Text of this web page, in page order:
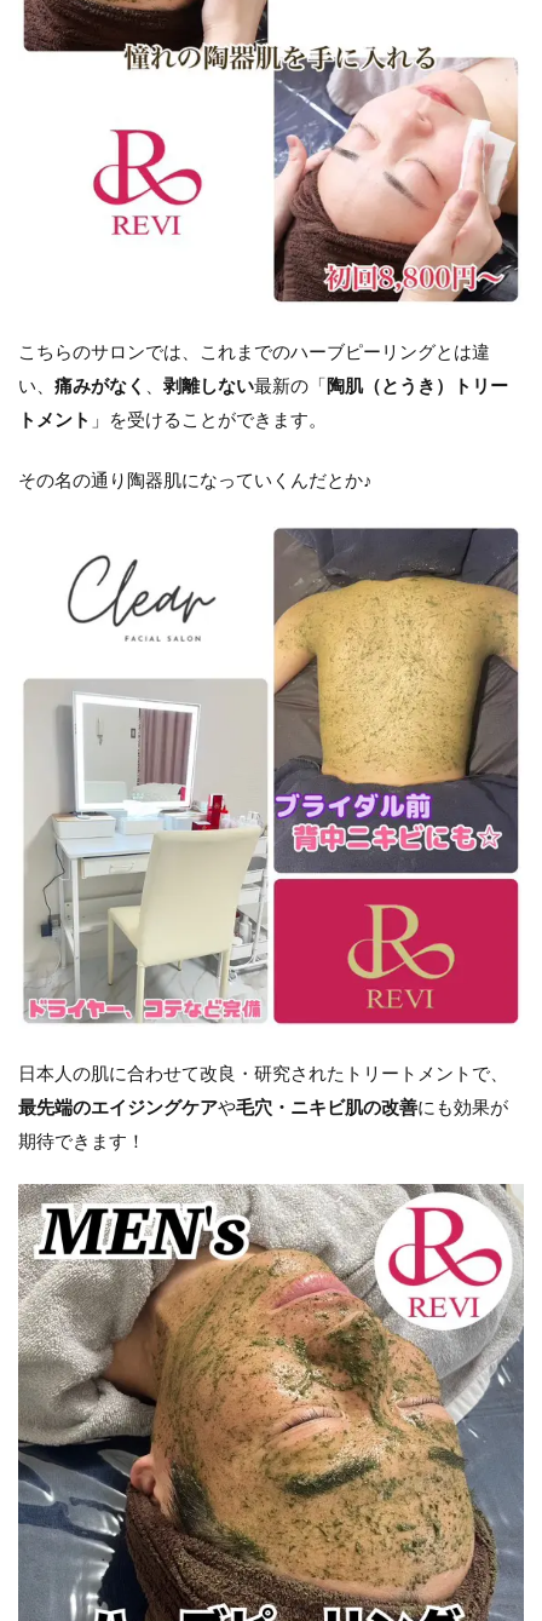
こちらのサロンでは、これまでのハーブピーリングとは違
い、 痛みがなく 剥離しない最新の「陶肌（とうき）トリー
トメント 」を受けることができます。
その名の通り陶器肌になっていくんだとか♪
日本人の肌に合わせて改良・研究されたトリートメントで、
最先端のエイジングケアや毛穴・ニキビ肌の改善にも効果が
期待できます！